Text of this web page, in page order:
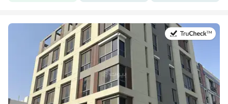
في:2 أغسطس 2026